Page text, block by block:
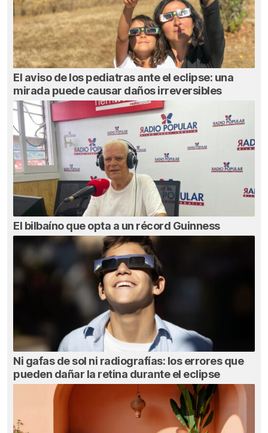
El aviso de los pediatras ante el eclipse: una
mirada puede causar daños irreversibles
El bilbaíno que opta a un récord Guinness
Ni gafas de sol ni radiografías: los errores que
pueden dañar la retina durante el eclipse